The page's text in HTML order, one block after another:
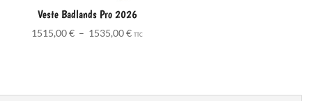
Veste Badlands Pro 2026
1515,00€ – 1535,00€Plage
à
TTC